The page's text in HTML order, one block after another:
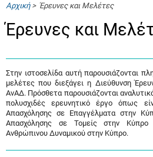
Αρχική> Έρευνες και Μελέτες
Έρευνες και
Στην ιστοσελίδα αυτή παρουσιάζονται
μελέτες που διεξάγει η Διεύθυνση
ΑνΑΔ. Πρόσθετα παρουσιάζονται
πολυσχιδές ερευνητικό έργο όπως
Απασχόλησης σε Επαγγέλματα στην
Απασχόλησης σε Τομείς στην Κύπρο
Ανθρώπινου Δυναμικού στην Κύπρο.